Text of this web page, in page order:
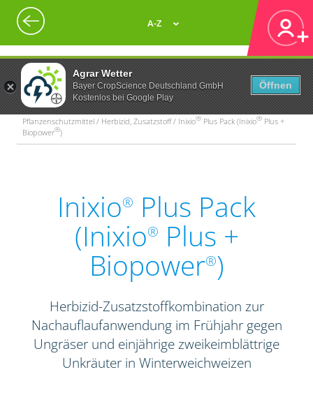
Agrar Wetter
Bayer CropScience Deutschland GmbH
Kostenlos bei Google Play
Öffnen
A-Z
Pflanzenschutzmittel / Herbizid, Zusatzstoff / Inixio® Plus Pack (Inixio® Plus +
Biopower®)
Inixio® Plus Pack
(Inixio® Plus +
Biopower®)
Herbizid-Zusatzstoffkombination zur
Nachauflaufanwendung im Frühjahr gegen
Ungräser und einjährige zweikeimblättrige
Unkräuter in Winterweichweizen